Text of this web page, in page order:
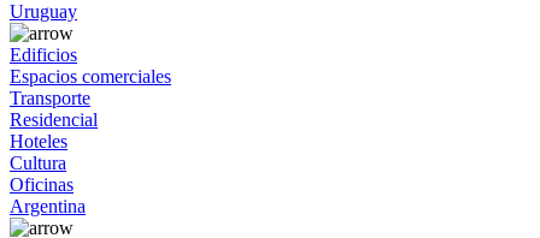
Uruguay
Edificios
Espacios comerciales
Transporte
Residencial
Hoteles
Cultura
Oficinas
Argentina